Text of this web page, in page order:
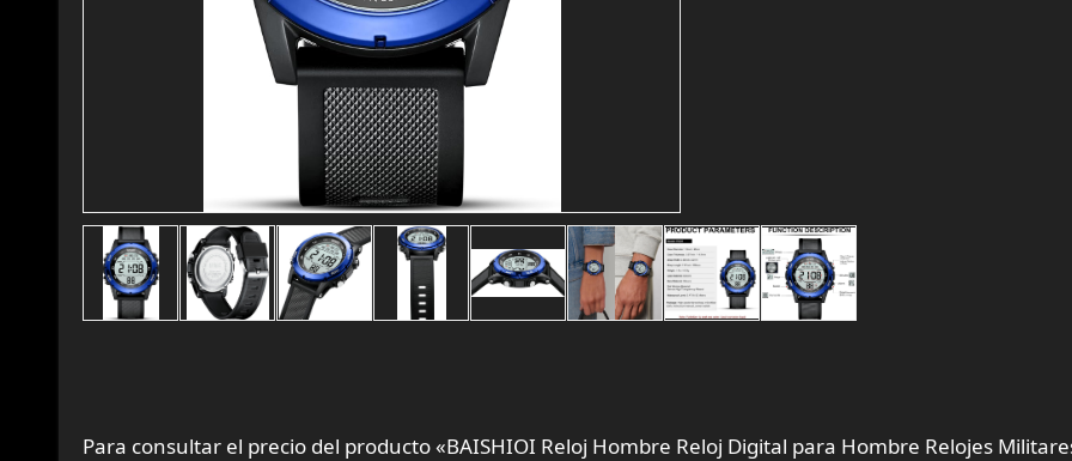
Para consultar el precio del producto «BAISHIOI Reloj Hombre Reloj Digital para Hombre Relojes